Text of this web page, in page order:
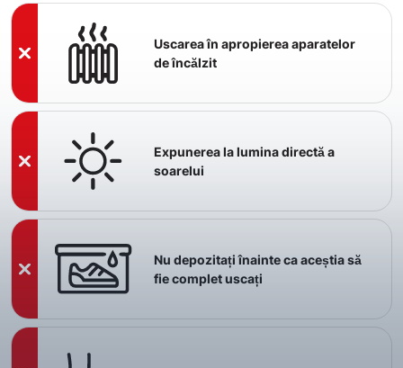
Uscarea în apropierea aparatelor
de încălzit
Expunerea la lumina directă a
soarelui
Nu depozitați înainte ca aceștia să
fie complet uscați